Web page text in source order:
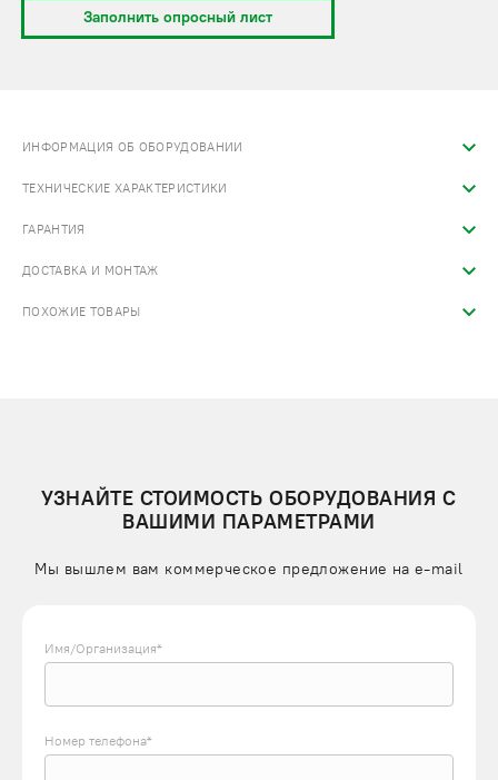
Заполнить опросный лист
ИНФОРМАЦИЯ ОБ ОБОРУДОВАНИИ
ТЕХНИЧЕСКИЕ ХАРАКТЕРИСТИКИ
ГАРАНТИЯ
ДОСТАВКА И МОНТАЖ
ПОХОЖИЕ ТОВАРЫ
УЗНАЙТЕ СТОИМОСТЬ ОБОРУДОВАНИЯ С
ВАШИМИ ПАРАМЕТРАМИ
Мы вышлем вам коммерческое предложение на e-mail
Имя/Организация*
Номер телефона*